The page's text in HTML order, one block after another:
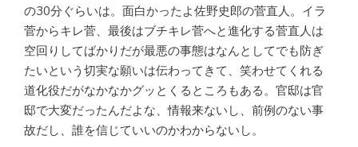
の30分ぐらいは。面白かったよ佐野史郎の菅直人。イラ
菅からキレ菅、最後はブチキレ菅へと進化する菅直人は
空回りしてばかりだが最悪の事態はなんとしてでも防ぎ
たいという切実な願いは伝わってきて、笑わせてくれる
道化役だがなかなかグッとくるところもある。官邸は官
邸で大変だったんだよな、情報来ないし、前例のない事
故だし、誰を信じていいのかわからないし。